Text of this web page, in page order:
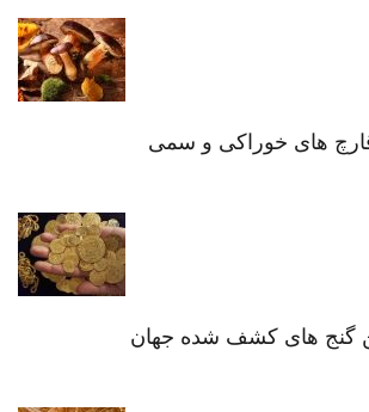
های خوراکی و سمی
گنج های کشف شده جهان